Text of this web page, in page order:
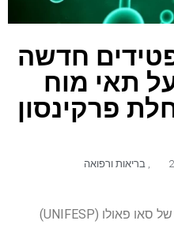
חדשה
תאי מוח
פרקינסון
בריאות ורפואה
חוקרים מהאוניברסיטה הפדרלית של סאו פאולו (UNIFESP)